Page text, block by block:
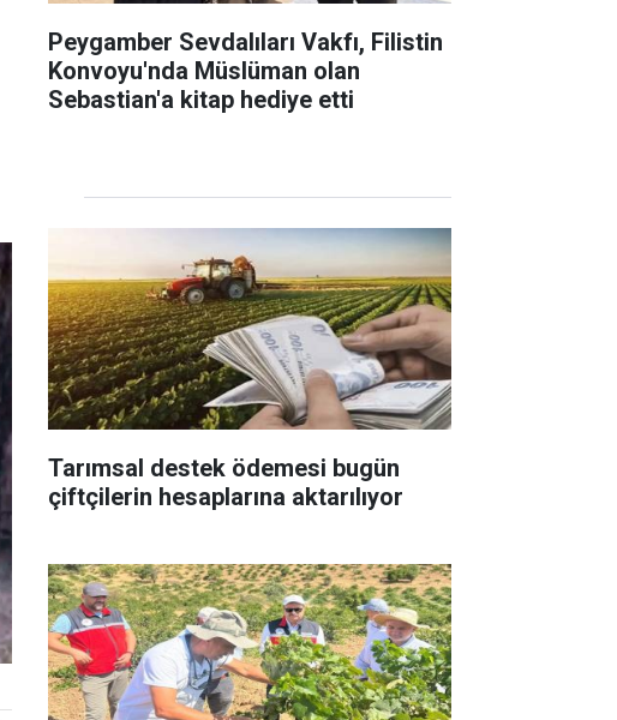
Peygamber Sevdalıları Vakfı, Filistin
Konvoyu'nda Müslüman olan
Sebastian'a kitap hediye etti
Tarımsal destek ödemesi bugün
çiftçilerin hesaplarına aktarılıyor